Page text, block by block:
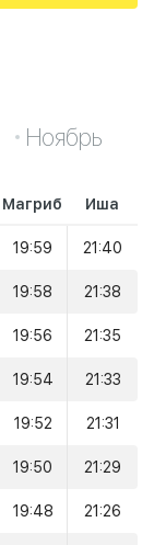
Ноябрь
Магриб Иша
19:59 21:40
19:58 21:38
19:56 21:35
19:54 21:33
19:52 21:31
19:50 21:29
19:48 21:26